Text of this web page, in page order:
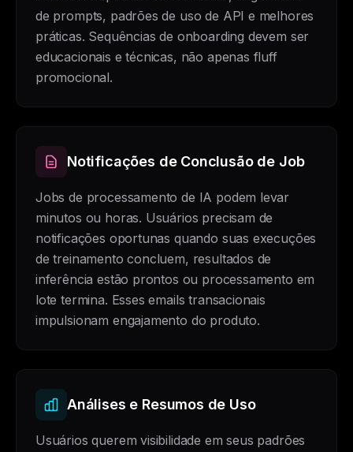
de prompts, padrões de uso de API e melhores
práticas. Sequências de onboarding devem ser
educacionais e técnicas, não apenas fluff
promocional.
Notificações de Conclusão de Job
Jobs de processamento de IA podem levar
minutos ou horas. Usuários precisam de
notificações oportunas quando suas execuções
de treinamento concluem, resultados de
inferência estão prontos ou processamento em
lote termina. Esses emails transacionais
impulsionam engajamento do produto.
Análises e Resumos de Uso
Usuários querem visibilidade em seus padrões